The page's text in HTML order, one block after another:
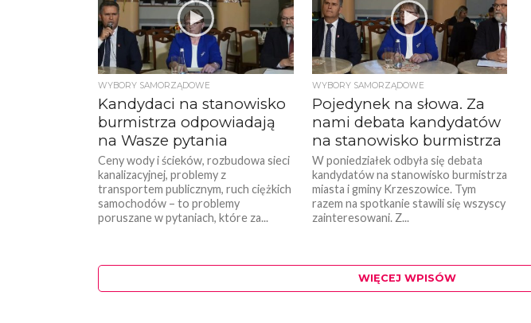
WYBORY SAMORZĄDOWE
Kandydaci na stanowisko
burmistrza odpowiadają
na Wasze pytania
Ceny wody i ścieków, rozbudowa sieci
kanalizacyjnej, problemy z
transportem publicznym, ruch ciężkich
samochodów – to problemy
poruszane w pytaniach, które za...
WYBORY SAMORZĄDOWE
Pojedynek na słowa. Za
nami debata kandydatów
na stanowisko burmistrza
W poniedziałek odbyła się debata
kandydatów na stanowisko burmistrza
miasta i gminy Krzeszowice. Tym
razem na spotkanie stawili się wszyscy
zainteresowani. Z...
WIĘCEJ WPISÓW